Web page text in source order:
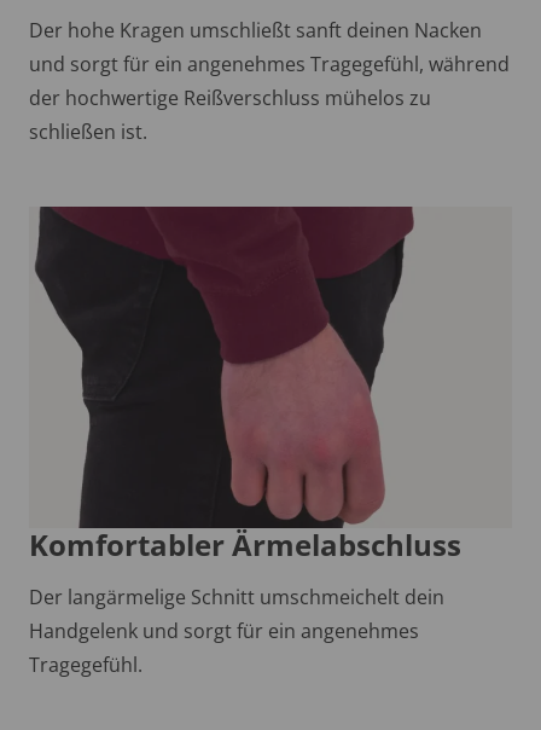
Der hohe Kragen umschließt sanft deinen Nacken
und sorgt für ein angenehmes Tragegefühl, während
der hochwertige Reißverschluss mühelos zu
schließen ist.
Komfortabler Ärmelabschluss
Der langärmelige Schnitt umschmeichelt dein
Handgelenk und sorgt für ein angenehmes
Tragegefühl.